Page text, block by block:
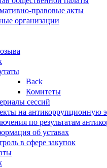
правовые акты
организации
Back
Комитеты
сессий
на антикоррупционную
по результатам
об уставах
в сфере закупок